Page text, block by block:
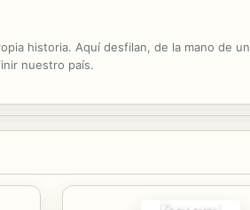
historia. Aquí desfilan, de la mano de
nuestro país.